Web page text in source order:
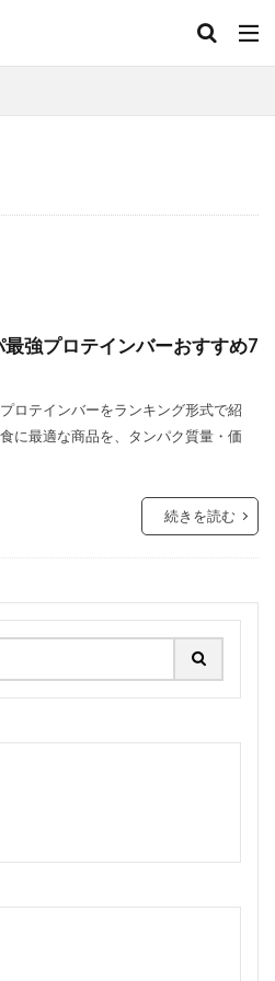
強プロテインバーおすすめ7
ロテインバーをランキング形式で紹
に最適な商品を、タンパク質量・価
続きを読む